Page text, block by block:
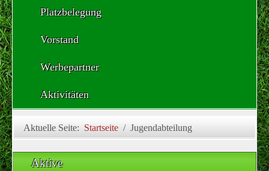
Platzbelegung
Vorstand
Werbepartner
Aktivitäten
Aktuelle Seite: Startseite Jugendabteilung
Aktive